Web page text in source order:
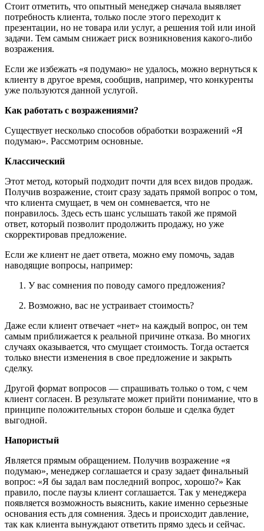
Стоит отметить, что опытный менеджер сначала выявляет
потребность клиента, только после этого переходит к
презентации, но не товара или услуг, а решения той или иной
задачи. Тем самым снижает риск возникновения какого-либо
возражения.
Если же избежать «я подумаю» не удалось, можно вернуться к
клиенту в другое время, сообщив, например, что конкуренты
уже пользуются данной услугой.
Как работать с возражениями?
Существует несколько способов обработки возражений «Я
подумаю». Рассмотрим основные.
Классический
Этот метод, который подходит почти для всех видов продаж.
Получив возражение, стоит сразу задать прямой вопрос о том,
что клиента смущает, в чем он сомневается, что не
понравилось. Здесь есть шанс услышать такой же прямой
ответ, который позволит продолжить продажу, но уже
скорректировав предложение.
Если же клиент не дает ответа, можно ему помочь, задав
наводящие вопросы, например:
У вас сомнения по поводу самого предложения?
Возможно, вас не устраивает стоимость?
Даже если клиент отвечает «нет» на каждый вопрос, он тем
самым приближается к реальной причине отказа. Во многих
случаях оказывается, что смущает стоимость. Тогда остается
только внести изменения в свое предложение и закрыть
сделку.
Другой формат вопросов — спрашивать только о том, с чем
клиент согласен. В результате может прийти понимание, что в
принципе положительных сторон больше и сделка будет
выгодной.
Напористый
Является прямым обращением. Получив возражение «я
подумаю», менеджер соглашается и сразу задает финальный
вопрос: «Я бы задал вам последний вопрос, хорошо?» Как
правило, после паузы клиент соглашается. Так у менеджера
появляется возможность выяснить, какие именно серьезные
основания есть для сомнения. Здесь и происходит давление,
так как клиента вынуждают ответить прямо здесь и сейчас.